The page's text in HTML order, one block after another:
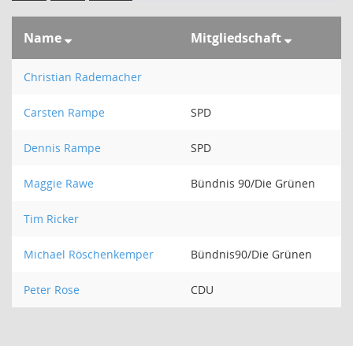
Name Mitgliedschaft
Christian Rademacher
Carsten Rampe SPD
Dennis Rampe SPD
Maggie Rawe Bündnis 90/Die Grünen
Tim Ricker
Michael Röschenkemper Bündnis90/Die Grünen
Peter Rose CDU